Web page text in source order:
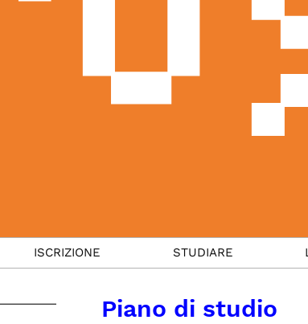
ISCRIZIONE STUDIARE
Piano di studio